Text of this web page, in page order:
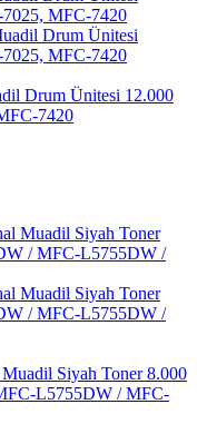
Drum Ünitesi 12.000
7420
Siyah Toner 8.000
L5755DW / MFC-